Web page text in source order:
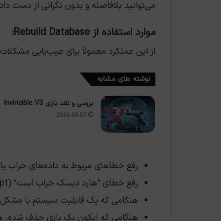
می‌توانید بلافاصله و بدون نگرانی از دست
موارد استفاده از Rebuild Database:
از این عملکرد معمولاً برای عیب‌یابی
نوشته های مشابه
بررسی و نقد بازی Invincible VS
2026-08-07
رفع خطاهای مربوط به داده‌های خراب
رفع خطای “هارد دیسک خراب است” (Hard Disk Drive is corrupt) هنگام راه‌اندازی سیستم.
هنگامی که یک قابلیت سیستم با
هنگامی که آیکون یک بازی حذف